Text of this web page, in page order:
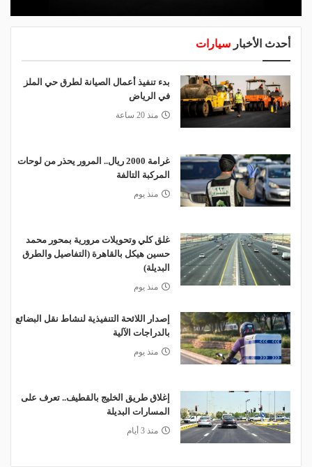
أحدث الأخبار سيارات
بدء تنفيذ أعمال الصيانة لطرق حي الملز
في الرياض
منذ 20 ساعة
غرامة 2000 ريال.. المرور يحذر من لوحات
المركبة التالفة
منذ يوم
غلق كلي وتحويلات مرورية بمحور محمد
حسين هيكل بالقاهرة (التفاصيل والطرق
البديلة)
منذ يوم
إصدار اللائحة التنفيذية لنشاط نقل البضائع
بالدراجات الآلية
منذ يوم
إغلاق طريق الخليج بالقطيف.. تعرف على
المسارات البديلة
منذ 3 أيام